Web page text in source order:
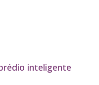
inteligente